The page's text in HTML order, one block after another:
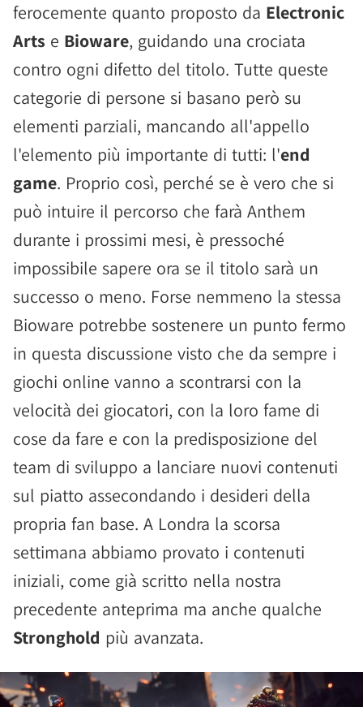
ferocemente quanto proposto da Electronic
Arts e Bioware, guidando una crociata
contro ogni difetto del titolo. Tutte queste
categorie di persone si basano però su
elementi parziali, mancando all'appello
l'elemento più importante di tutti: l'end
game. Proprio così, perché se è vero che si
può intuire il percorso che farà Anthem
durante i prossimi mesi, è pressoché
impossibile sapere ora se il titolo sarà un
successo o meno. Forse nemmeno la stessa
Bioware potrebbe sostenere un punto fermo
in questa discussione visto che da sempre i
giochi online vanno a scontrarsi con la
velocità dei giocatori, con la loro fame di
cose da fare e con la predisposizione del
team di sviluppo a lanciare nuovi contenuti
sul piatto assecondando i desideri della
propria fan base. A Londra la scorsa
settimana abbiamo provato i contenuti
iniziali, come già scritto nella nostra
precedente anteprima ma anche qualche
Stronghold più avanzata.